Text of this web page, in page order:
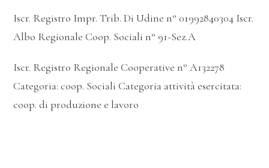
Iscr. Registro Impr. Trib. Di Udine n° 01992840304 Iscr.
Albo Regionale Coop. Sociali n° 91-Sez.A
Iscr. Registro Regionale Cooperative n° A132278
Categoria: coop. Sociali Categoria attività esercitata:
coop. di produzione e lavoro